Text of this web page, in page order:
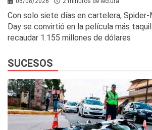
Con solo siete días en cartelera, Spider-
Day se convirtió en la película más
recaudar 1.155 millones de dólares
SUCESOS